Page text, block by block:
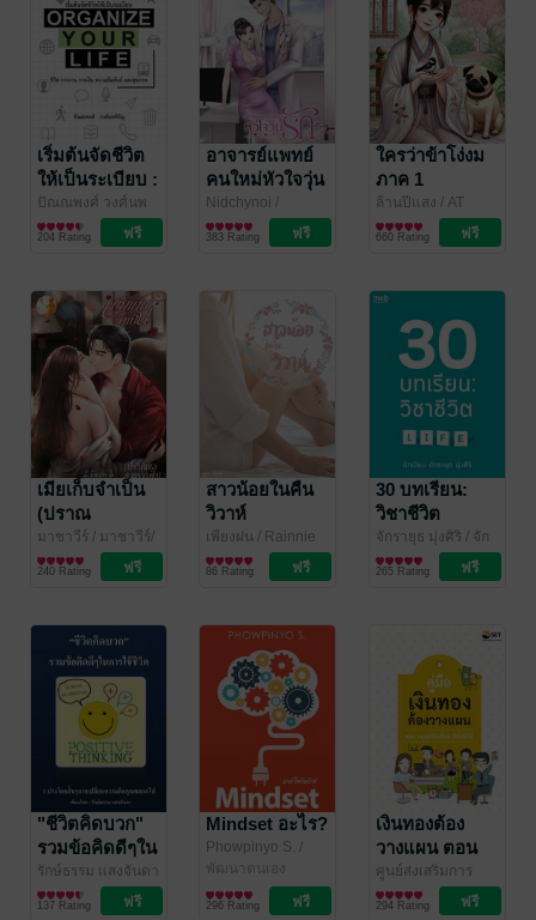
เริ่มต้นจัดชีวิต
ให้เป็นระเบียบ :
ORGANIZE
YOUR LIFE
ปัณณพงศ์ วงศ์นพ
หิรัญ/ แบ่งปัณณ์
พัฒนาตนเอง
204 Rating
อาจารย์แพทย์
คนใหม่หัวใจวุ่น
รัก
Nidchynoi /
Nidchynoi/ปากกา
ด้ามเดียว
นิยายรัก
383 Rating
ใครว่าข้าโง่งม
ภาค 1
ล้านปีแสง / AT
NOVEL
นิยายรักจีนโบราณ
660 Rating
เมียเก็บจำเป็น
(ปราณ
ชล&พราวฟ้า)
มาชาวีร์ / มาชาวีร์/
โมเหนีย/นรีสูร
นิยายโรมานซ์
240 Rating
สาวน้อยในคืน
วิวาห์
เพียงฝน / Rainnie
So.
นิยายโรมานซ์
86 Rating
30 บทเรียน:
วิชาชีวิต
จักรายุธ มุ่งศิริ/ จัก
รายุธ
พัฒนาตนเอง
265 Rating
"ชีวิตคิดบวก"
รวมข้อคิดดีๆใน
การใช้ชีวิต
รักษ์ธรรม แสงจันดา
/ KlakidBlog
พัฒนาตนเอง
137 Rating
Mindset อะไร?
Phowpinyo S. /
KindleStartup
พัฒนาตนเอง
296 Rating
เงินทองต้อง
วางแผน ตอน
มนุษย์เงินเดือน
ก็มั่งคั่งได้
ศูนย์ส่งเสริมการ
พัฒนาความรู้ตลาด
ทุน ตลาดหลักทรัพย์
การเงินการลงทุน
294 Rating